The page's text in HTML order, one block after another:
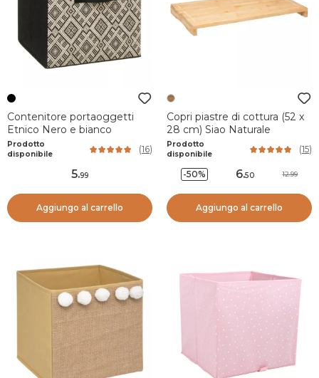
Contenitore portaoggetti
Etnico Nero e bianco
Prodotto
disponibile
(16)
5.99
Aggiungo al carrello
Copri piastre di cottura (52 x
28 cm) Siao Naturale
Prodotto
disponibile
(15)
-50% 6.50 12.99
Aggiungo al carrello